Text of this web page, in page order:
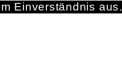
Einverständnis aus.